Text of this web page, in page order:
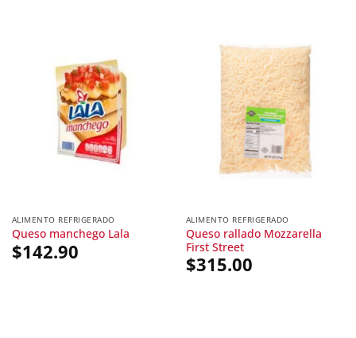
ALIMENTO REFRIGERADO
Queso manchego Lala
$142.90
ALIMENTO REFRIGERADO
Queso rallado Mozzarella
First Street
$315.00